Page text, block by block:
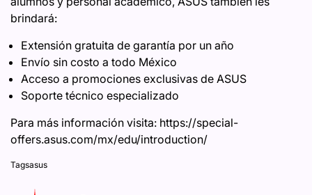
brindará:
Extensión gratuita de garantía por un año
Envío sin costo a todo México
Acceso a promociones exclusivas de ASUS
Soporte técnico especializado
Para más información visita: https://special-
offers.asus.com/mx/edu/introduction/
Tagsasus